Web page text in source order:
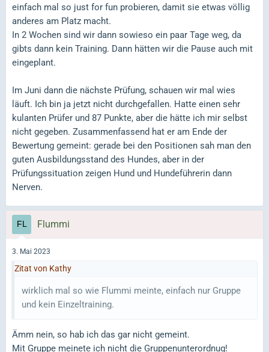
einfach mal so just for fun probieren, damit sie etwas völlig
anderes am Platz macht.
In 2 Wochen sind wir dann sowieso ein paar Tage weg, da
gibts dann kein Training. Dann hätten wir die Pause auch mit
eingeplant.
Im Juni dann die nächste Prüfung, schauen wir mal wies
läuft. Ich bin ja jetzt nicht durchgefallen. Hatte einen sehr
kulanten Prüfer und 87 Punkte, aber die hätte ich mir selbst
nicht gegeben. Zusammenfassend hat er am Ende der
Bewertung gemeint: gerade bei den Positionen sah man den
guten Ausbildungsstand des Hundes, aber in der
Prüfungssituation zeigen Hund und Hundeführerin dann
Nerven.
Flummi
3. Mai 2023
Zitat von Kathy
wirklich mal so wie Flummi meinte, einfach nur Gruppe
und kein Einzeltraining.
Ämm nein, so hab ich das gar nicht gemeint.
Mit Gruppe meinete ich nicht die Gruppenunterordnug!